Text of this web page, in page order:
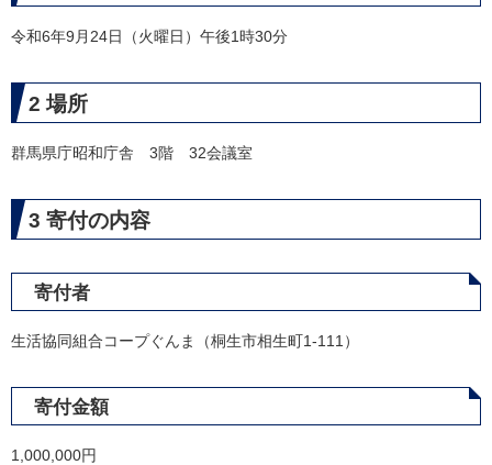
令和6年9月24日（火曜日）午後1時30分
2 場所
群馬県庁昭和庁舎 3階 32会議室
3 寄付の内容
寄付者
生活協同組合コープぐんま（桐生市相生町1-111）
寄付金額
1,000,000円